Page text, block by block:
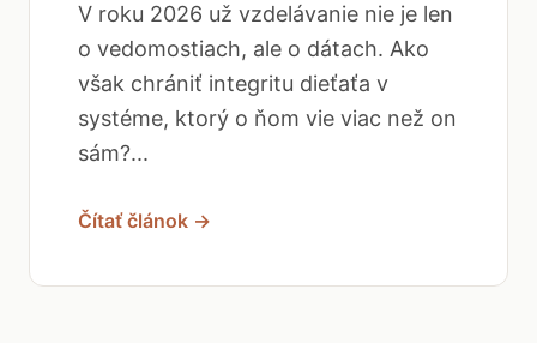
V roku 2026 už vzdelávanie nie je len
o vedomostiach, ale o dátach. Ako
však chrániť integritu dieťaťa v
systéme, ktorý o ňom vie viac než on
sám?...
Čítať článok →